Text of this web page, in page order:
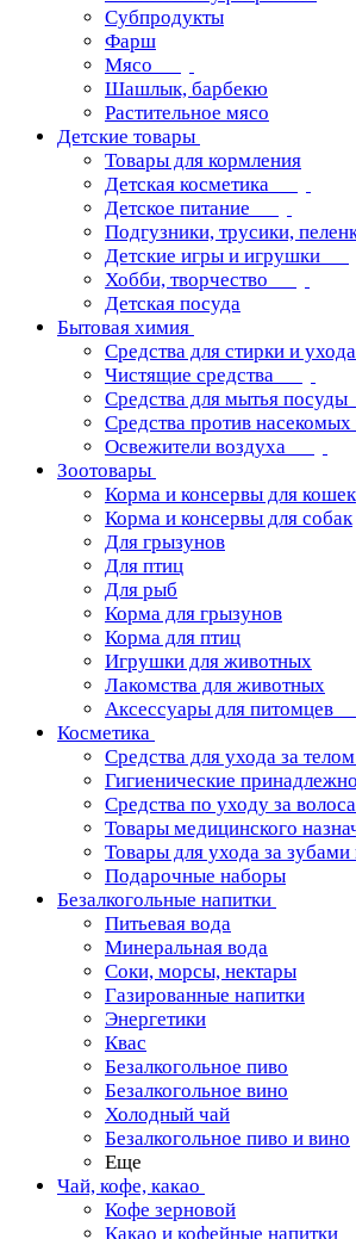
Субпродукты
Фарш
Мясо
Шашлык, барбекю
Растительное мясо
Детские товары
Товары для кормления
Детская косметика
Детское питание
Подгузники, трусики,
Детские игры и игрушки
Хобби, творчество
Детская посуда
Бытовая химия
Средства для стирки и
Чистящие средства
Средства для мытья посуды
Средства против
Освежители воздуха
Зоотовары
Корма и консервы для кошек
Корма и консервы для собак
Для грызунов
Для птиц
Для рыб
Корма для грызунов
Корма для птиц
Игрушки для животных
Лакомства для животных
Аксессуары для питомцев
Косметика
Средства для ухода за
Гигиенические
Средства по уходу за
Товары медицинского
Товары для ухода за
Подарочные наборы
Безалкогольные напитки
Питьевая вода
Минеральная вода
Соки, морсы, нектары
Газированные напитки
Энергетики
Квас
Безалкогольное пиво
Безалкогольное вино
Холодный чай
Безалкогольное пиво и вино
Еще
Чай, кофе, какао
Кофе зерновой
Какао и кофейные напитки